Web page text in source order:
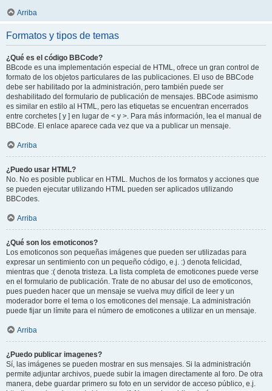
Arriba
Formatos y tipos de temas
¿Qué es el código BBCode?
BBcode es una implementación especial de HTML, ofrece un gran control de
formato de los objetos particulares de las publicaciones. El uso de BBCode
debe ser habilitado por la administración, pero también puede ser
deshabilitado del formulario de publicación de mensajes. BBCode asimismo
es similar en estilo al HTML, pero las etiquetas se encuentran encerrados
entre corchetes [ y ] en lugar de < y >. Para más información, lea el manual de
BBCode. El enlace aparece cada vez que va a publicar un mensaje.
Arriba
¿Puedo usar HTML?
No. No es posible publicar en HTML. Muchos de los formatos y acciones que
se pueden ejecutar utilizando HTML pueden ser aplicados utilizando
BBCodes.
Arriba
¿Qué son los emoticonos?
Los emoticonos son pequeñas imágenes que pueden ser utilizadas para
expresar un sentimiento con un pequeño código, e.j. :) denota felicidad,
mientras que :( denota tristeza. La lista completa de emoticones puede verse
en el formulario de publicación. Trate de no abusar del uso de emoticonos,
pues pueden hacer que un mensaje se vuelva muy difícil de leer y un
moderador borre el tema o los emoticones del mensaje. La administración
puede fijar un límite para el número de emoticones a utilizar en un mensaje.
Arriba
¿Puedo publicar imagenes?
Sí, las imágenes se pueden mostrar en sus mensajes. Si la administración
permite adjuntar archivos, puede subir la imagen directamente al foro. De otra
manera, debe guardar primero su foto en un servidor de acceso público, e.j.